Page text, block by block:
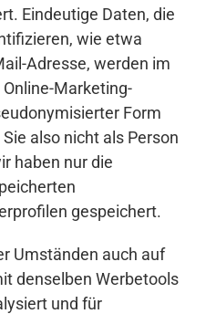
Eindeutige Daten, die
wie etwa
Adresse, werden im
Marketing-
Form
also nicht als Person
haben nur die
gespeichert.
Umständen auch auf
denselben Werbetools
und für